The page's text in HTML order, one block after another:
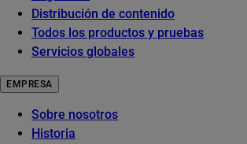
Distribución de contenido
Todos los productos y pruebas
Servicios globales
EMPRESA
Sobre nosotros
Historia